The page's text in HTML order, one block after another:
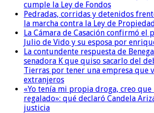
cumple la Ley de Fondos
Pedradas, corridas y detenidos
la marcha contra la Ley de
La Cámara de Casación confirmó el
Julio de Vido y su esposa por
La contundente respuesta de
senadora K que quiso sacarlo del
Tierras por tener una empresa que
extranjeros
«Yo tenía mi propia droga, creo que
regalado»: qué declaró Candela
justicia